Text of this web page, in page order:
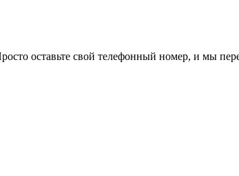
оставьте свой телефонный номер, и мы